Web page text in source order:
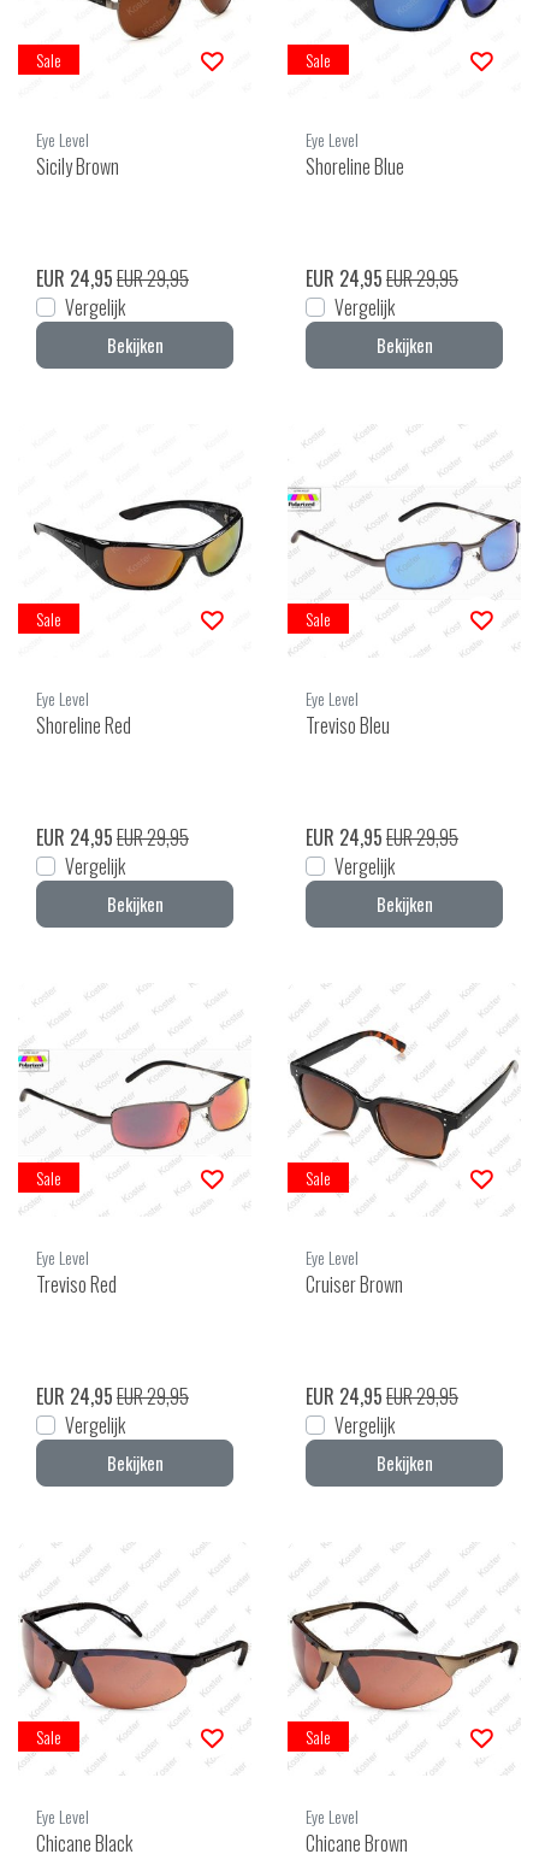
Sale
Eye Level
Sicily Brown
EUR 24,95EUR 29,95
Vergelijk
Bekijken
Sale
Eye Level
Shoreline Blue
EUR 24,95EUR 29,95
Vergelijk
Bekijken
Sale
Eye Level
Shoreline Red
EUR 24,95EUR 29,95
Vergelijk
Bekijken
Sale
Eye Level
Treviso Bleu
EUR 24,95EUR 29,95
Vergelijk
Bekijken
Sale
Eye Level
Treviso Red
EUR 24,95EUR 29,95
Vergelijk
Bekijken
Sale
Eye Level
Cruiser Brown
EUR 24,95EUR 29,95
Vergelijk
Bekijken
Sale
Eye Level
Chicane Black
Sale
Eye Level
Chicane Brown